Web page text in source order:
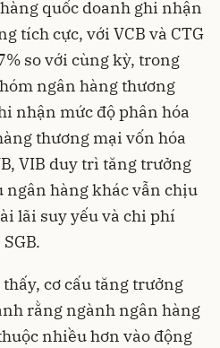
quốc doanh ghi nhận
tích cực, với VCB và CTG
so với cùng kỳ, trong
ngân hàng thương
nhận mức độ phân hóa
thương mại vốn hóa
VIB duy trì tăng trưởng
hàng khác vẫn chịu
lãi suy yếu và chi phí
.
cơ cấu tăng trưởng
rằng ngành ngân hàng
nhiều hơn vào động